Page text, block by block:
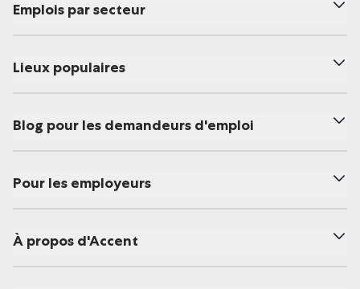
Emplois par secteur
Lieux populaires
Blog pour les demandeurs d'emploi
Pour les employeurs
À propos d'Accent